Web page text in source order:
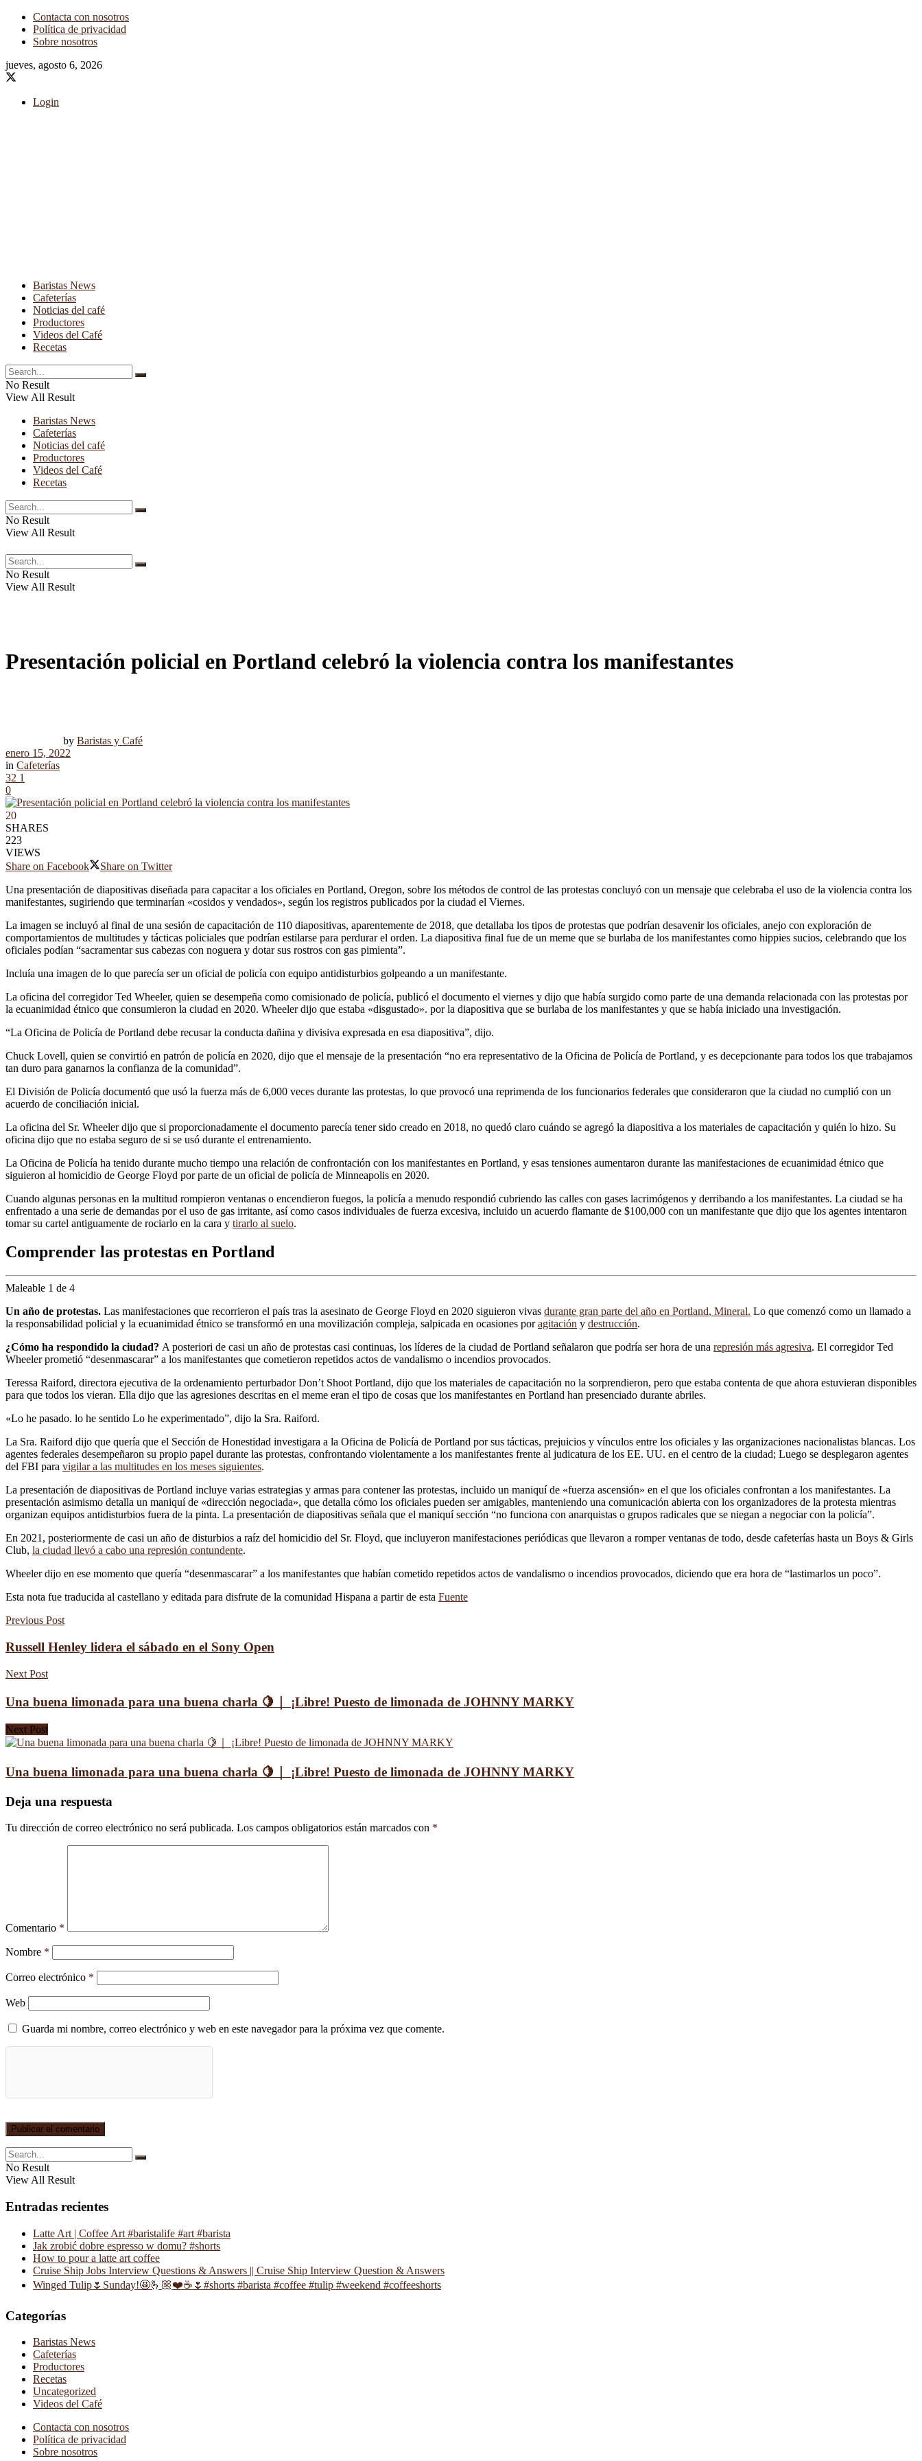
Contacta con nosotros
Política de privacidad
Sobre nosotros
jueves, agosto 6, 2026
Login
Baristas News
Cafeterías
Noticias del café
Productores
Videos del Café
Recetas
No Result
View All Result
Baristas News
Cafeterías
Noticias del café
Productores
Videos del Café
Recetas
No Result
View All Result
No Result
View All Result
Presentación policial en Portland celebró la violencia contra los manifestantes
by Baristas y Café
enero 15, 2022
in Cafeterías
32 1
0
20
SHARES
223
VIEWS
Share on Facebook
Share on Twitter
Una presentación de diapositivas diseñada para capacitar a los oficiales en Portland, Oregon, sobre los métodos de control de las protestas concluyó con un mensaje que celebraba el uso de la violencia contra los
manifestantes, sugiriendo que terminarían «cosidos y vendados», según los registros publicados por la ciudad el Viernes.
La imagen se incluyó al final de una sesión de capacitación de 110 diapositivas, aparentemente de 2018, que detallaba los tipos de protestas que podrían desavenir los oficiales, anejo con exploración de
comportamientos de multitudes y tácticas policiales que podrían estilarse para perdurar el orden. La diapositiva final fue de un meme que se burlaba de los manifestantes como hippies sucios, celebrando que los
oficiales podían “sacramentar sus cabezas con noguera y dotar sus rostros con gas pimienta”.
Incluía una imagen de lo que parecía ser un oficial de policía con equipo antidisturbios golpeando a un manifestante.
La oficina del corregidor Ted Wheeler, quien se desempeña como comisionado de policía, publicó el documento el viernes y dijo que había surgido como parte de una demanda relacionada con las protestas por
la ecuanimidad étnico que consumieron la ciudad en 2020. Wheeler dijo que estaba «disgustado». por la diapositiva que se burlaba de los manifestantes y que se había iniciado una investigación.
“La Oficina de Policía de Portland debe recusar la conducta dañina y divisiva expresada en esa diapositiva”, dijo.
Chuck Lovell, quien se convirtió en patrón de policía en 2020, dijo que el mensaje de la presentación “no era representativo de la Oficina de Policía de Portland, y es decepcionante para todos los que trabajamos
tan duro para ganarnos la confianza de la comunidad”.
El División de Policía documentó que usó la fuerza más de 6,000 veces durante las protestas, lo que provocó una reprimenda de los funcionarios federales que consideraron que la ciudad no cumplió con un
acuerdo de conciliación inicial.
La oficina del Sr. Wheeler dijo que si proporcionadamente el documento parecía tener sido creado en 2018, no quedó claro cuándo se agregó la diapositiva a los materiales de capacitación y quién lo hizo. Su
oficina dijo que no estaba seguro de si se usó durante el entrenamiento.
La Oficina de Policía ha tenido durante mucho tiempo una relación de confrontación con los manifestantes en Portland, y esas tensiones aumentaron durante las manifestaciones de ecuanimidad étnico que
siguieron al homicidio de George Floyd por parte de un oficial de policía de Minneapolis en 2020.
Cuando algunas personas en la multitud rompieron ventanas o encendieron fuegos, la policía a menudo respondió cubriendo las calles con gases lacrimógenos y derribando a los manifestantes. La ciudad se ha
enfrentado a una serie de demandas por el uso de gas irritante, así como casos individuales de fuerza excesiva, incluido un acuerdo flamante de $100,000 con un manifestante que dijo que los agentes intentaron
tomar su cartel antiguamente de rociarlo en la cara y tirarlo al suelo.
Comprender las protestas en Portland
Maleable 1 de 4
Un año de protestas. Las manifestaciones que recorrieron el país tras la asesinato de George Floyd en 2020 siguieron vivas durante gran parte del año en Portland, Mineral. Lo que comenzó como un llamado a
la responsabilidad policial y la ecuanimidad étnico se transformó en una movilización compleja, salpicada en ocasiones poragitación y destrucción.
¿Cómo ha respondido la ciudad? A posteriori de casi un año de protestas casi continuas, los líderes de la ciudad de Portland señalaron que podría ser hora de una represión más agresiva. El corregidor Ted
Wheeler prometió “desenmascarar” a los manifestantes que cometieron repetidos actos de vandalismo o incendios provocados.
Teressa Raiford, directora ejecutiva de la ordenamiento perturbador Don’t Shoot Portland, dijo que los materiales de capacitación no la sorprendieron, pero que estaba contenta de que ahora estuvieran disponibles
para que todos los vieran. Ella dijo que las agresiones descritas en el meme eran el tipo de cosas que los manifestantes en Portland han presenciado durante abriles.
«Lo he pasado. lo he sentido Lo he experimentado”, dijo la Sra. Raiford.
La Sra. Raiford dijo que quería que el Sección de Honestidad investigara a la Oficina de Policía de Portland por sus tácticas, prejuicios y vínculos entre los oficiales y las organizaciones nacionalistas blancas. Los
agentes federales desempeñaron su propio papel durante las protestas, confrontando violentamente a los manifestantes frente al judicatura de los EE. UU. en el centro de la ciudad; Luego se desplegaron agentes
del FBI para vigilar a las multitudes en los meses siguientes.
La presentación de diapositivas de Portland incluye varias estrategias y armas para contener las protestas, incluido un maniquí de «fuerza ascensión» en el que los oficiales confrontan a los manifestantes. La
presentación asimismo detalla un maniquí de «dirección negociada», que detalla cómo los oficiales pueden ser amigables, manteniendo una comunicación abierta con los organizadores de la protesta mientras
organizan equipos antidisturbios fuera de la pinta. La presentación de diapositivas señala que el maniquí sección “no funciona con anarquistas o grupos radicales que se niegan a negociar con la policía”.
En 2021, posteriormente de casi un año de disturbios a raíz del homicidio del Sr. Floyd, que incluyeron manifestaciones periódicas que llevaron a romper ventanas de todo, desde cafeterías hasta un Boys & Girls
Club, la ciudad llevó a cabo una represión contundente.
Wheeler dijo en ese momento que quería “desenmascarar” a los manifestantes que habían cometido repetidos actos de vandalismo o incendios provocados, diciendo que era hora de “lastimarlos un poco”.
Esta nota fue traducida al castellano y editada para disfrute de la comunidad Hispana a partir de esta Fuente
Previous Post
Russell Henley lidera el sábado en el Sony Open
Next Post
Una buena limonada para una buena charla 🍋｜ ¡Libre! Puesto de limonada de JOHNNY MARKY
Next Post
Una buena limonada para una buena charla 🍋｜ ¡Libre! Puesto de limonada de JOHNNY MARKY
Deja una respuesta
Tu dirección de correo electrónico no será publicada. Los campos obligatorios están marcados con *
Comentario *
Nombre *
Correo electrónico *
Web
Guarda mi nombre, correo electrónico y web en este navegador para la próxima vez que comente.
No Result
View All Result
Entradas recientes
Latte Art | Coffee Art #baristalife #art #barista
Jak zrobić dobre espresso w domu? #shorts
How to pour a latte art coffee
Cruise Ship Jobs Interview Questions & Answers || Cruise Ship Interview Question & Answers
Winged Tulip🌷Sunday!🤩🫰🏼❤️☕️🌷#shorts #barista #coffee #tulip #weekend #coffeeshorts
Categorías
Baristas News
Cafeterías
Productores
Recetas
Uncategorized
Videos del Café
Contacta con nosotros
Política de privacidad
Sobre nosotros